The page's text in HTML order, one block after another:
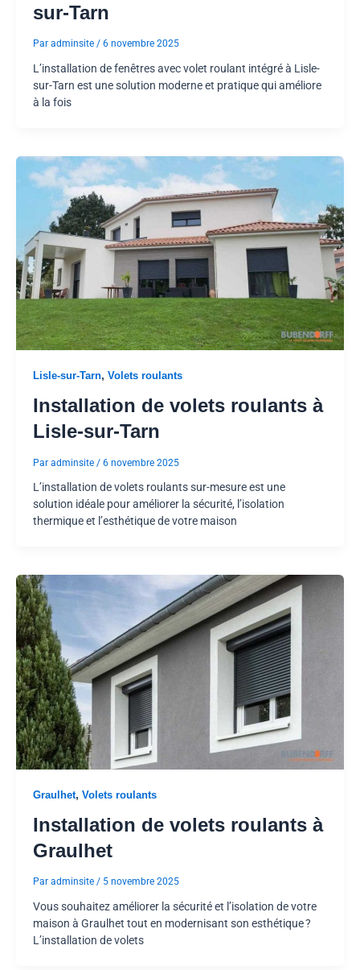
sur-Tarn
Par adminsite / 6 novembre 2025
L’installation de fenêtres avec volet roulant intégré à Lisle-
sur-Tarn est une solution moderne et pratique qui améliore
à la fois
Lisle-sur-Tarn, Volets roulants
Installation de volets roulants à
Lisle-sur-Tarn
Par adminsite / 6 novembre 2025
L’installation de volets roulants sur-mesure est une
solution idéale pour améliorer la sécurité, l’isolation
thermique et l’esthétique de votre maison
Graulhet, Volets roulants
Installation de volets roulants à
Graulhet
Par adminsite / 5 novembre 2025
Vous souhaitez améliorer la sécurité et l’isolation de votre
maison à Graulhet tout en modernisant son esthétique ?
L’installation de volets